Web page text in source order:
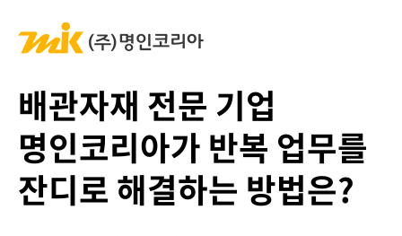
배관자재 전문 기업
명인코리아가 반복 업무를
잔디로 해결하는 방법은?